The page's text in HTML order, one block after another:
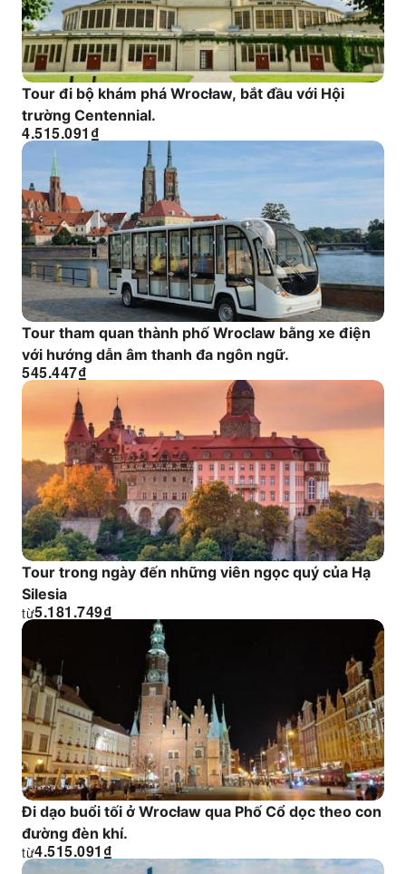
Tour đi bộ khám phá Wrocław, bắt đầu với Hội
trường Centennial.
₫
4.515.091
Tour tham quan thành phố Wroclaw bằng xe điện
với hướng dẫn âm thanh đa ngôn ngữ.
₫
545.447
Tour trong ngày đến những viên ngọc quý của Hạ
Silesia
₫
5.181.749
từ
Đi dạo buổi tối ở Wrocław qua Phố Cổ dọc theo con
đường đèn khí.
₫
4.515.091
từ